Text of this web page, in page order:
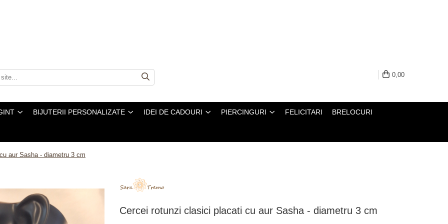
0,00
BIJUTERII PERSONALIZATE IDEI DE CADOURI PIERCINGURI FELICITARI BRELOCURI
aur Sasha - diametru 3 cm
Cercei rotunzi clasici placati cu aur Sasha - diametru 3 cm